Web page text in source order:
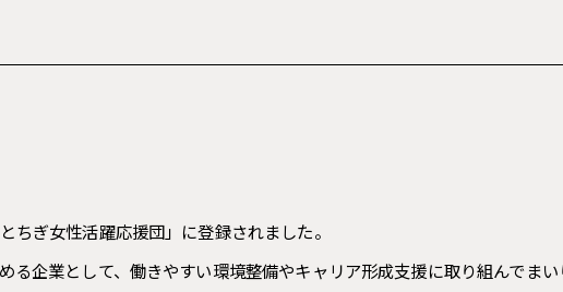
ちぎ女性活躍応援団」に登録されました。
る企業として、働きやすい環境整備やキャリア形成支援に取り組んでまい